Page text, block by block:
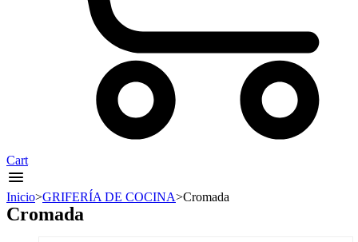
Cart
Inicio>GRIFERÍA DE COCINA>Cromada
Cromada